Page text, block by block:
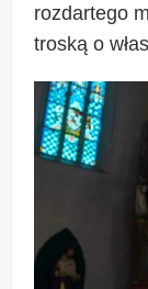
rozdartego
troską o